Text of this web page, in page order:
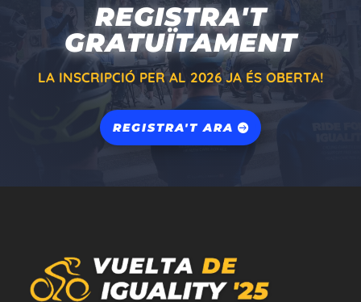
REGISTRA'T
GRATUÏTAMENT
LA INSCRIPCIÓ PER AL 2026 JA ÉS OBERTA!
REGISTRA'T ARA